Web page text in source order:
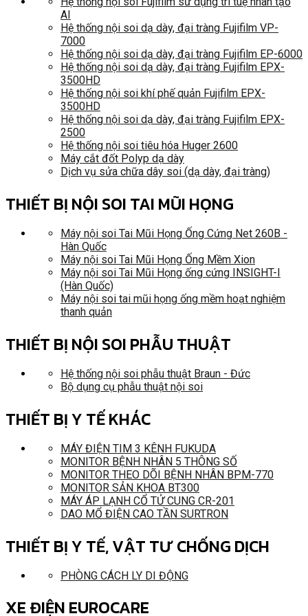
AI
Hệ thống nội soi dạ dày, đại tràng Fujifilm VP-
7000
Hệ thống nội soi dạ dày, đại tràng Fujifilm EP-6000
Hệ thống nội soi dạ dày, đại tràng Fujifilm EPX-
3500HD
Hệ thống nội soi khí phế quản Fujifilm EPX-
3500HD
Hệ thống nội soi dạ dày, đại tràng Fujifilm EPX-
2500
Hệ thống nội soi tiêu hóa Huger 2600
Máy cắt đốt Polyp dạ dày
Dịch vụ sửa chữa dây soi (dạ dày, đại tràng)
THIẾT BỊ NỘI SOI TAI MŨI HỌNG
Máy nội soi Tai Mũi Họng Ống Cứng Net 260B -
Hàn Quốc
Máy nội soi Tai Mũi Họng Ống Mềm Xion
Máy nội soi Tai Mũi Họng ống cứng INSIGHT-I
(Hàn Quốc)
Máy nội soi tai mũi họng ống mềm hoạt nghiệm
thanh quản
THIẾT BỊ NỘI SOI PHẪU THUẬT
Hệ thống nội soi phẫu thuật Braun - Đức
Bộ dụng cụ phẫu thuật nội soi
THIẾT BỊ Y TẾ KHÁC
MÁY ĐIỆN TIM 3 KÊNH FUKUDA
MONITOR BỆNH NHÂN 5 THÔNG SỐ
MONITOR THEO DÕI BỆNH NHÂN BPM-770
MONITOR SẢN KHOA BT300
MÁY ÁP LẠNH CỔ TỬ CUNG CR-201
DAO MỔ ĐIỆN CAO TẦN SURTRON
THIẾT BỊ Y TẾ, VẬT TƯ CHỐNG DỊCH
PHÒNG CÁCH LY DI ĐỘNG
XE ĐIỆN EUROCARE